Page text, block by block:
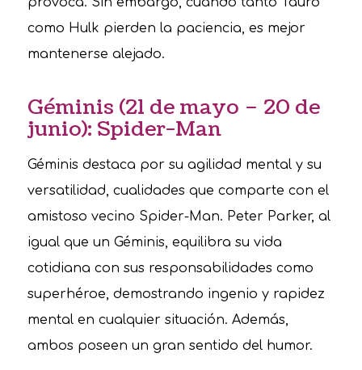
como Hulk pierden la paciencia, es mejor
mantenerse alejado.
Géminis (21 de mayo – 20 de
junio): Spider-Man
Géminis destaca por su agilidad mental y su
versatilidad, cualidades que comparte con el
amistoso vecino Spider-Man. Peter Parker, al
igual que un Géminis, equilibra su vida
cotidiana con sus responsabilidades como
superhéroe, demostrando ingenio y rapidez
mental en cualquier situación. Además,
ambos poseen un gran sentido del humor.